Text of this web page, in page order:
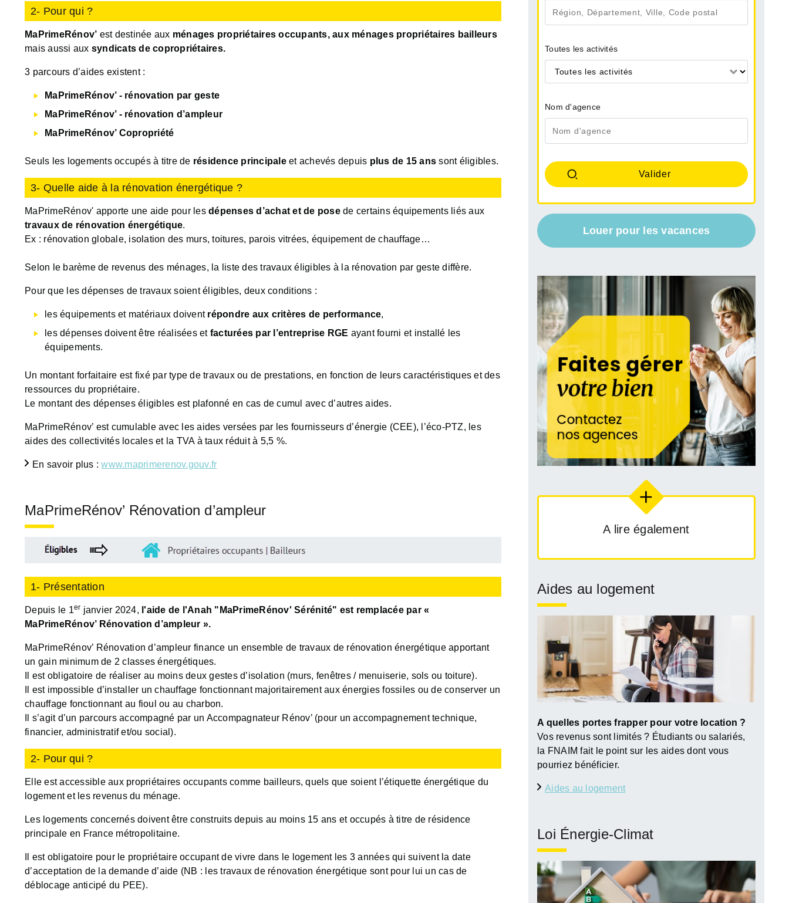
2- Pour qui ?
MaPrimeRénov’ est destinée aux ménages propriétaires occupants, aux ménages propriétaires bailleurs
mais aussi aux syndicats de copropriétaires.
3 parcours d’aides existent :
MaPrimeRénov’ - rénovation par geste
MaPrimeRénov’ - rénovation d’ampleur
MaPrimeRénov’ Copropriété
Seuls les logements occupés à titre de résidence principaleet achevés depuis plus de 15 ans sont éligibles.
3- Quelle aide à la rénovation énergétique ?
MaPrimeRénov' apporte une aide pour les dépenses d’achat et de posede certains équipements liés aux
travaux de rénovation énergétique.
Ex : rénovation globale, isolation des murs, toitures, parois vitrées, équipement de chauffage…
Selon le barème de revenus des ménages, la liste des travaux éligibles à la rénovation par geste diffère.
Pour que les dépenses de travaux soient éligibles, deux conditions :
les équipements et matériaux doivent répondre aux critères de performance,
les dépenses doivent être réalisées et facturées par l’entreprise RGE ayant fourni et installé les
équipements.
Un montant forfaitaire est fixé par type de travaux ou de prestations, en fonction de leurs caractéristiques et des
ressources du propriétaire.
Le montant des dépenses éligibles est plafonné en cas de cumul avec d’autres aides.
MaPrimeRénov’ est cumulable avec les aides versées par les fournisseurs d’énergie (CEE), l’éco-PTZ, les
aides des collectivités locales et la TVA à taux réduit à 5,5 %.
En savoir plus :www.maprimerenov.gouv.fr
MaPrimeRénov’ Rénovation d’ampleur
1- Présentation
Depuis le 1er janvier 2024, l'aide de l'Anah "MaPrimeRénov' Sérénité" est remplacée par «
MaPrimeRénov’ Rénovation d’ampleur ».
MaPrimeRénov’ Rénovation d’ampleur finance un ensemble de travaux de rénovation énergétique apportant
un gain minimum de 2 classes énergétiques.
Il est obligatoire de réaliser au moins deux gestes d’isolation (murs, fenêtres / menuiserie, sols ou toiture).
Il est impossible d’installer un chauffage fonctionnant majoritairement aux énergies fossiles ou de conserver un
chauffage fonctionnant au fioul ou au charbon.
Il s’agit d’un parcours accompagné par un Accompagnateur Rénov’ (pour un accompagnement technique,
financier, administratif et/ou social).
2- Pour qui ?
Elle est accessible aux propriétaires occupants comme bailleurs, quels que soient l’étiquette énergétique du
logement et les revenus du ménage.
Les logements concernés doivent être construits depuis au moins 15 ans et occupés à titre de résidence
principale en France métropolitaine.
Il est obligatoire pour le propriétaire occupant de vivre dans le logement les 3 années qui suivent la date
d’acceptation de la demande d’aide (NB : les travaux de rénovation énergétique sont pour lui un cas de
déblocage anticipé du PEE).
Toutes les activités
Toutes les activités
Nom d'agence
Louer pour les vacances
A lire également
Aides au logement
A quelles portes frapper pour votre location ?
Vos revenus sont limités ? Étudiants ou salariés,
la FNAIM fait le point sur les aides dont vous
pourriez bénéficier.
Aides au logement
Loi Énergie-Climat